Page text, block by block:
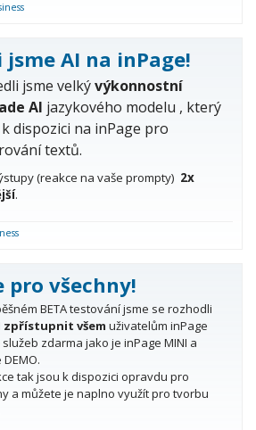
AI na inPage!
jsme velkývýkonnostní
AI jazykového modelu , který
dispozici na inPage pro
textů.
(reakce na vaše prompty) 2x
.
pro všechny!
BETA testování jsme se rozhodli
zpřístupnit všem uživatelům inPage
zdarma jako je inPage MINI a
tak jsou k dispozici opravdu pro
a můžete je naplno využít pro tvorbu